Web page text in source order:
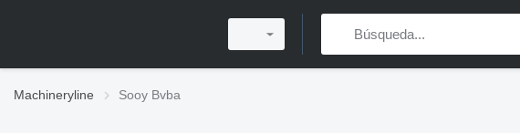
Machineryline Sooy Bvba